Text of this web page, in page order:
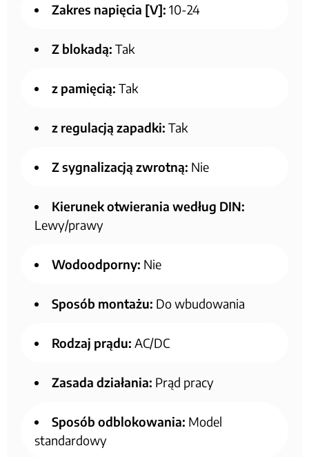
Zakres napięcia [V]: 10-24
Z blokadą: Tak
z pamięcią: Tak
z regulacją zapadki: Tak
Z sygnalizacją zwrotną: Nie
Kierunek otwierania według DIN:
Lewy/prawy
Wodoodporny: Nie
Sposób montażu: Do wbudowania
Rodzaj prądu: AC/DC
Zasada działania: Prąd pracy
Sposób odblokowania: Model
standardowy